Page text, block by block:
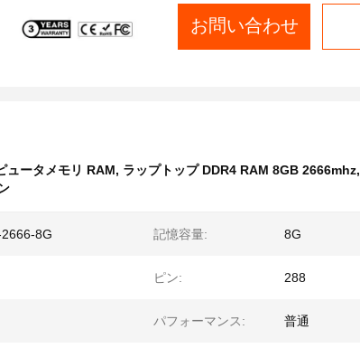
お問い合わせ
ュータメモリ RAM, ラップトップ DDR4 RAM 8GB 2666mhz,
8G 記憶容量: 8G
ピン: 288
パフォーマンス: 普通